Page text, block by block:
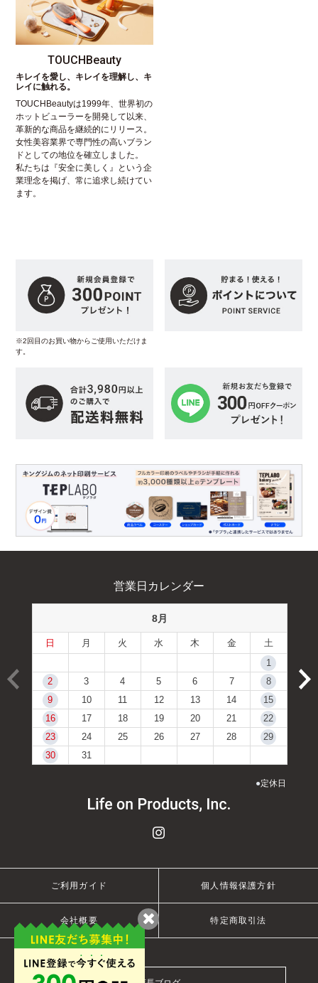
TOUCHBeauty
キレイを愛し、キレイを理解し、キ
レイに触れる。
TOUCHBeautyは1999年、世界初の
ホットビューラーを開発して以来、
革新的な商品を継続的にリリース。
女性美容業界で専門性の高いブラン
ドとしての地位を確立しました。
私たちは『安全に美しく』という企
業理念を掲げ、常に追求し続けてい
ます。
※2回目のお買い物からご使用いただけま
す。
営業日カレンダー
8月
日 月 火 水 木 金
土
1
2
3 4 5 6 7
8
9
10 11 12 13 14
15
16
17 18 19 20 21
22
23
24 25 26 27 28
29
30
31
●定休日
ご利用ガイド 個人情報保護方針
会社概要 特定商取引法